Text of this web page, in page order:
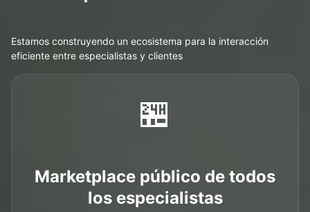
Estamos construyendo un ecosistema para la interacción
eficiente entre especialistas y clientes
🏪
Marketplace público de todos
los especialistas